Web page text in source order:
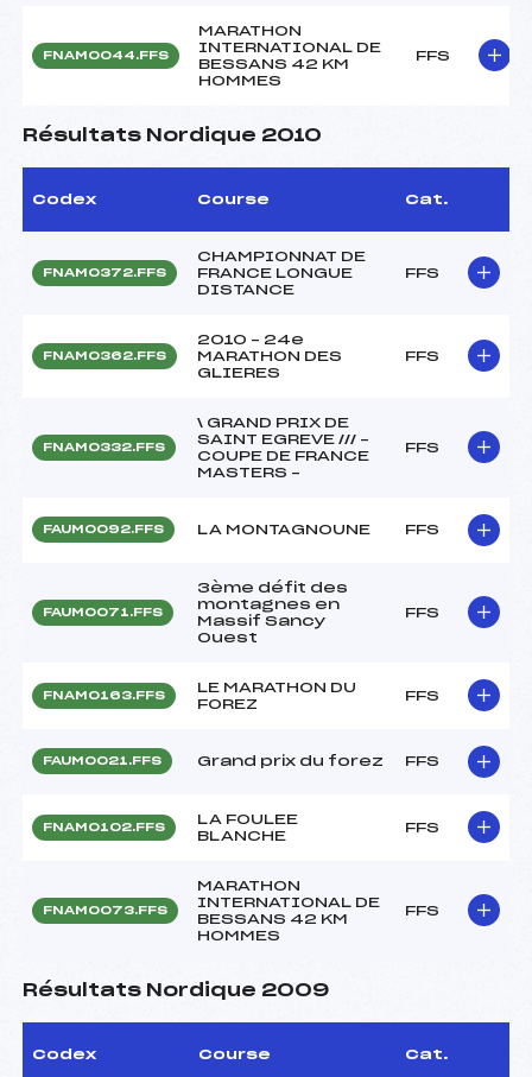
FNAM0044.FFS
MARATHON
INTERNATIONAL DE
BESSANS 42 KM
HOMMES
FFS
Résultats Nordique 2010
Codex Course Cat.
FNAM0372.FFS
CHAMPIONNAT DE
FRANCE LONGUE
DISTANCE
FFS
FNAM0362.FFS
2010 – 24e
MARATHON DES
GLIERES
FFS
FNAM0332.FFS
\ GRAND PRIX DE
SAINT EGREVE /// –
COUPE DE FRANCE
MASTERS –
FFS
FAUM0092.FFS LA MONTAGNOUNE FFS
FAUM0071.FFS
3ème défit des
montagnes en
Massif Sancy
Ouest
FFS
FNAM0163.FFS
LE MARATHON DU
FOREZ
FFS
FAUM0021.FFS Grand prix du forez FFS
FNAM0102.FFS
LA FOULEE
BLANCHE
FFS
FNAM0073.FFS
MARATHON
INTERNATIONAL DE
BESSANS 42 KM
HOMMES
FFS
Résultats Nordique 2009
Codex Course Cat.